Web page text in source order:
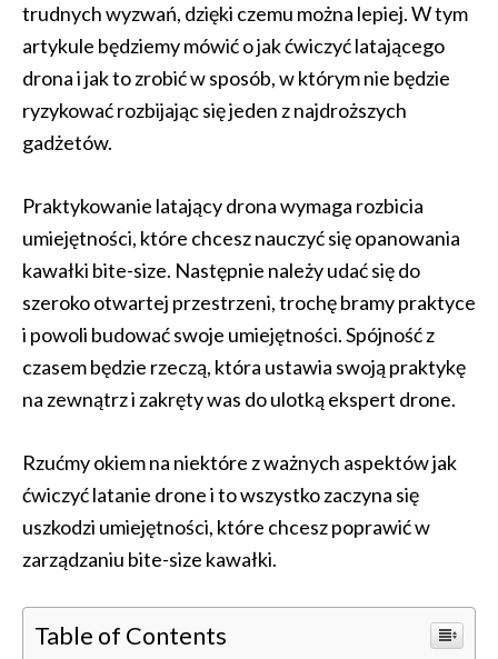
trudnych wyzwań, dzięki czemu można lepiej. W tym
artykule będziemy mówić o jak ćwiczyć latającego
drona i jak to zrobić w sposób, w którym nie będzie
ryzykować rozbijając się jeden z najdroższych
gadżetów.
Praktykowanie latający drona wymaga rozbicia
umiejętności, które chcesz nauczyć się opanowania
kawałki bite-size. Następnie należy udać się do
szeroko otwartej przestrzeni, trochę bramy praktyce
i powoli budować swoje umiejętności. Spójność z
czasem będzie rzeczą, która ustawia swoją praktykę
na zewnątrz i zakręty was do ulotką ekspert drone.
Rzućmy okiem na niektóre z ważnych aspektów jak
ćwiczyć latanie drone i to wszystko zaczyna się
uszkodzi umiejętności, które chcesz poprawić w
zarządzaniu bite-size kawałki.
Table of Contents